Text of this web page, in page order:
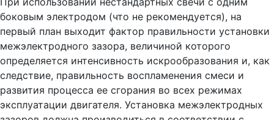
боковым электродом (что не рекомендуется), на
первый план выходит фактор правильности установки
межэлектродного зазора, величиной которого
определяется интенсивность искрообразования и, как
следствие, правильность воспламенения смеси и
развития процесса ее сгорания во всех режимах
эксплуатации двигателя. Установка межэлектродных